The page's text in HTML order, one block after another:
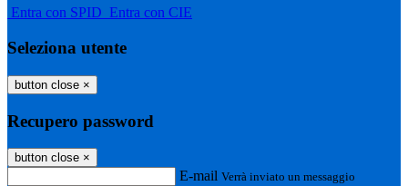
Entra con SPID Entra con CIE
Seleziona utente
button close ×
Recupero password
button close ×
E-mail Verrà inviato un messaggio